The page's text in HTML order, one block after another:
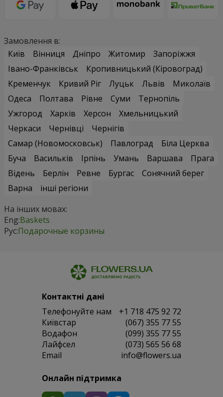
Замовлення в:
Київ
Вінниця Дніпро Житомир
Запоріжжя
Івано-Франківськ
Кропивницький (Кіровоград)
Кременчук
Кривий Ріг Луцьк Львів
Миколаїв
Одеса
Полтава Рівне Суми
Тернопіль
Ужгород
Харків Херсон
Хмельницький
Черкаси
Чернівці
Чернігів
Самар (Новомосковськ)
Павлоград
Біла Церква
Буча
Васильків Ірпінь Умань Варшава
Прага
Відень
Берлін Ревне Бургас
Сонячний берег
Варна
інші регіони
На інших мовах:
Eng:Baskets
Рус:Подарочные корзины
Контактні дані
Телефонуйте нам
+1 718 475 92 72
Київстар
(067) 355 77 55
Водафон
(099) 355 77 55
Лайфсел
(073) 565 56 68
Email
info@flowers.ua
Онлайн підтримка